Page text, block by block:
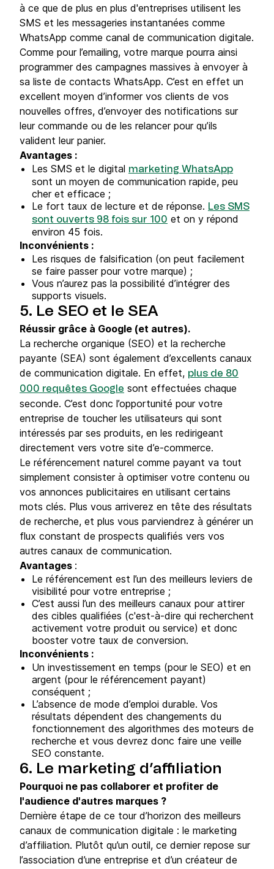
à ce que de plus en plus d'entreprises utilisent les
SMS et les messageries instantanées comme
WhatsApp comme canal de communication digitale.
Comme pour l’emailing, votre marque pourra ainsi
programmer des campagnes‍ massives à envoyer à
sa liste de contacts WhatsApp. C’est en effet un
excellent moyen d’informer vos clients de vos
nouvelles offres, d’envoyer des notifications sur
leur commande ou de les relancer pour qu’ils
valident leur panier.
Avantages :
Les SMS et le digital marketing WhatsApp
sont un moyen de communication rapide, peu
cher et efficace ;
Le fort taux de lecture et de réponse. Les SMS
sont ouverts 98 fois sur 100 et on y répond
environ 45 fois.
Inconvénients :
Les risques de falsification (on peut facilement
se faire passer pour votre marque) ;
Vous n’aurez pas la possibilité d’intégrer des
supports visuels.
5. Le SEO et le SEA
Réussir grâce à Google (et autres).
La recherche organique (SEO) et la recherche
payante (SEA) sont également d’excellents canaux
de communication digitale. En effet, plus de 80
000 requêtes Google sont effectuées chaque
seconde. C’est donc l’opportunité pour votre
entreprise de toucher les utilisateurs qui sont
intéressés par ses produits, en les redirigeant
directement vers votre site d’e-commerce.
Le référencement naturel comme payant va tout
simplement consister à optimiser votre contenu ou
vos annonces publicitaires en utilisant certains
mots clés. Plus vous arriverez en tête des résultats
de recherche, et plus vous parviendrez à générer un
flux constant de prospects qualifiés vers vos
autres canaux de communication.
Avantages :
Le référencement est l’un des meilleurs leviers de
visibilité pour votre entreprise ;
C’est aussi l’un des meilleurs canaux pour attirer
des cibles qualifiées (c'est-à-dire qui recherchent
activement votre produit ou service) et donc
booster votre taux de conversion.
Inconvénients :
Un investissement en temps (pour le SEO) et en
argent (pour le référencement payant)
conséquent ;
L’absence de mode d’emploi durable. Vos
résultats dépendent des changements du
fonctionnement des algorithmes des moteurs de
recherche et vous devrez donc faire une veille
SEO constante.
6. Le marketing d’affiliation
Pourquoi ne pas collaborer et profiter de
l'audience d'autres marques ?
Dernière étape de ce tour d’horizon des meilleurs
canaux de communication digitale : le marketing
d’affiliation. Plutôt qu’un outil, ce dernier repose sur
l’association d’une entreprise et d’un créateur de